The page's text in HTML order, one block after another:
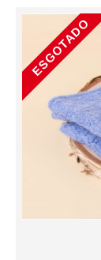
ESGOTADO